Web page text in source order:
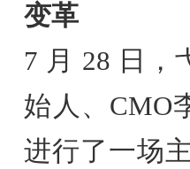
变革
7 月 28 日，
始人、CMO
进行了一场